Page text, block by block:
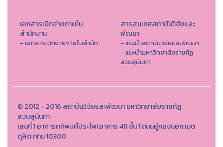
เอกสารเบิกจ่ายภายใน
สำนักงาน
- เอกสารเบิกจ่ายภายในสำนัก
สารสนเทศสถาบันวิจัยและ
พัฒนา
- แนะนำสถาบันวิจัยและพัฒนา
- แนะนำมหาวิทยาลัยราชภัฏ
สวนสุนันทา
© 2012 - 2016 สถาบันวิจัยและพัฒนา มหาวิทยาลัยราชภัฏ
สวนสุนันทา
เลขที่ 1 อาคารศศิพงศ์ประไพ(อาคาร 41) ชั้น 1 ถนนอู่ทองนอก เขต
ดุสิต กทม 10300